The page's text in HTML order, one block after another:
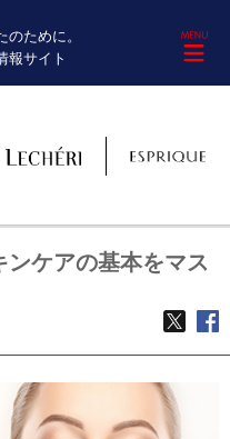
ために。
報サイト
ンケアの基本をマス